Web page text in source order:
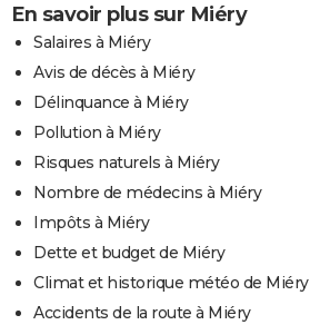
En savoir plus sur Miéry
Salaires à Miéry
Avis de décès à Miéry
Délinquance à Miéry
Pollution à Miéry
Risques naturels à Miéry
Nombre de médecins à Miéry
Impôts à Miéry
Dette et budget de Miéry
Climat et historique météo de Miéry
Accidents de la route à Miéry